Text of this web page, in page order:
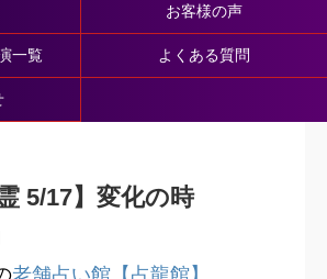
お客様の声
一覧 よくある質問
5/17】変化の時